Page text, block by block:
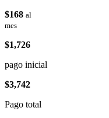
$168 al
mes
$1,726
pago inicial
$3,742
Pago total